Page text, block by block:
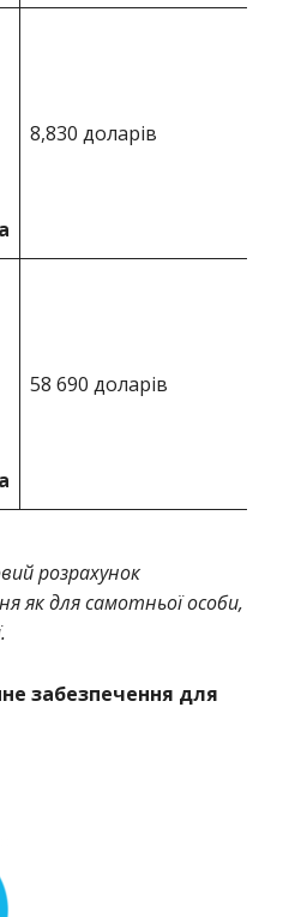
8,830 доларів
58 690 доларів
розрахунок
як для самотньої особи,
забезпечення для